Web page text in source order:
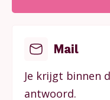
Mail
Je krijgt binnen
antwoord.